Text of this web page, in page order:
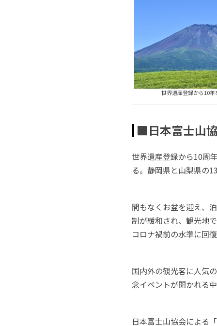
世界遺産登録から10
■日本富士山
世界遺産登録から10周
る。静岡県と山梨県の
間もなくお盆を迎え、
制が緩和され、観光地
コロナ禍前の水準に回
国内外の観光客に人気
念イベントが開かれる
日本富士山協会による